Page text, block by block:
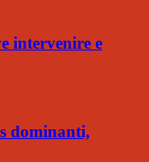
intervenire e
dominanti,